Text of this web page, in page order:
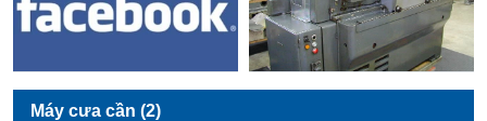
Máy cưa cần (2)